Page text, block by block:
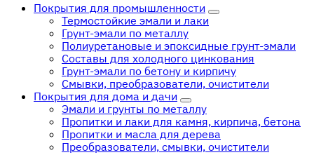
Покрытия для промышленности
Термостойкие эмали и лаки
Грунт-эмали по металлу
Полиуретановые и эпоксидные грунт-эмали
Составы для холодного цинкования
Грунт-эмали по бетону и кирпичу
Смывки, преобразователи, очистители
Покрытия для дома и дачи
Эмали и грунты по металлу
Пропитки и лаки для камня, кирпича, бетона
Пропитки и масла для дерева
Преобразователи, смывки, очистители